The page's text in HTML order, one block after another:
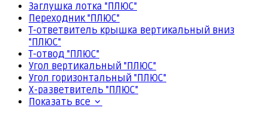
Заглушка лотка "ПЛЮС"
Переходник "ПЛЮС"
Т-ответвитель крышка вертикальный вниз
"ПЛЮС"
Т-отвод "ПЛЮС"
Угол вертикальный "ПЛЮС"
Угол горизонтальный "ПЛЮС"
Х-разветвитель "ПЛЮС"
Показать все